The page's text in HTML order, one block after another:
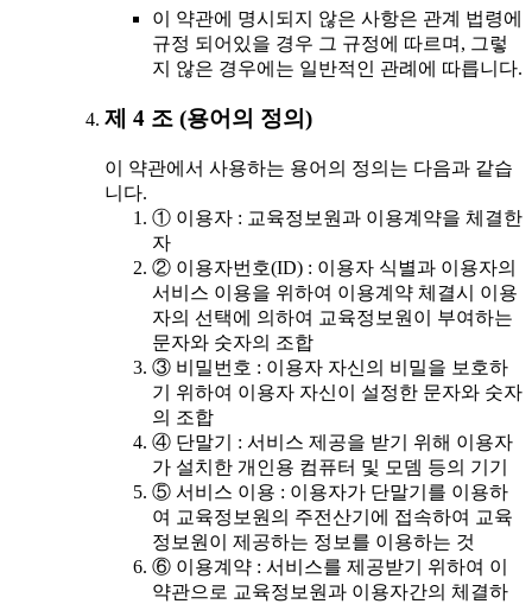
이 약관에 명시되지 않은 사항은 관계 법령에
규정 되어있을 경우 그 규정에 따르며, 그렇
지 않은 경우에는 일반적인 관례에 따릅니다.
제 4 조 (용어의 정의)
이 약관에서 사용하는 용어의 정의는 다음과 같습
니다.
① 이용자 : 교육정보원과 이용계약을 체결한
자
② 이용자번호(ID) : 이용자 식별과 이용자의
서비스 이용을 위하여 이용계약 체결시 이용
자의 선택에 의하여 교육정보원이 부여하는
문자와 숫자의 조합
③ 비밀번호 : 이용자 자신의 비밀을 보호하
기 위하여 이용자 자신이 설정한 문자와 숫자
의 조합
④ 단말기 : 서비스 제공을 받기 위해 이용자
가 설치한 개인용 컴퓨터 및 모뎀 등의 기기
⑤ 서비스 이용 : 이용자가 단말기를 이용하
여 교육정보원의 주전산기에 접속하여 교육
정보원이 제공하는 정보를 이용하는 것
⑥ 이용계약 : 서비스를 제공받기 위하여 이
약관으로 교육정보원과 이용자간의 체결하